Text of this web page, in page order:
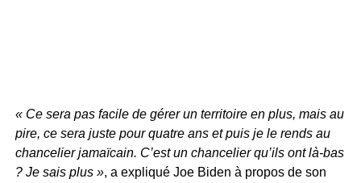
« Ce sera pas facile de gérer un territoire en plus, mais au
pire, ce sera juste pour quatre ans et puis je le rends au
chancelier jamaïcain. C’est un chancelier qu’ils ont là-bas
? Je sais plus », a expliqué Joe Biden à propos de son